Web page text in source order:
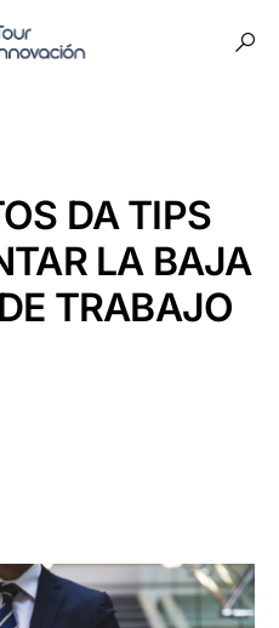
DA TIPS
LA BAJA
TRABAJO